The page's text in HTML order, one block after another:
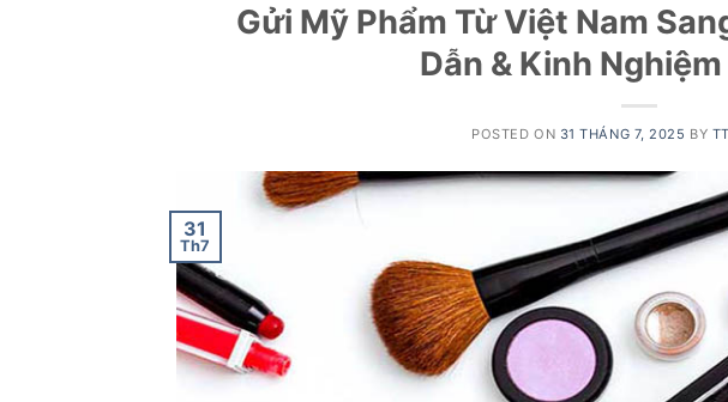
Gửi Mỹ Phẩm Từ Việt Nam
Dẫn & Kinh
POSTED ON 31 THÁNG 7, 2025 BY
31
Th7